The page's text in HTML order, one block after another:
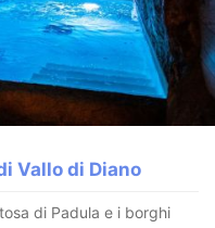
Vallo di Diano
di Padula e i borghi